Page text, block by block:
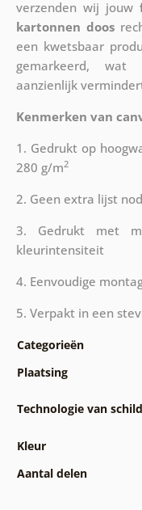
verzenden wij jouw
kartonnen doos
een kwetsbaar
gemarkeerd, wat
aanzienlijk
Kenmerken van
1. Gedrukt op
280 g/m2
2. Geen extra lijst
3. Gedrukt met
kleurintensiteit
4. Eenvoudige
5. Verpakt in een
Categorieën
Plaatsing
Technologie van
Kleur
Aantal delen